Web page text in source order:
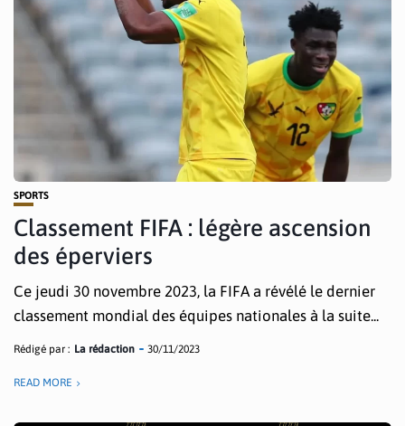
SPORTS
Classement FIFA : légère ascension
des éperviers
Ce jeudi 30 novembre 2023, la FIFA a révélé le dernier
classement mondial des équipes nationales à la suite...
Rédigé par : La rédaction 30/11/2023
READ MORE